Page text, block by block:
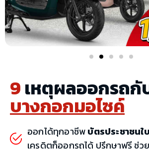
9เหตุผลออกรถกั
บางกอกมอไซค์
ออกได้ทุกอาชีพบัตรประชาชนใ
เครดิตก็ออกรถได้ ปรึกษาฟรี ช่ว